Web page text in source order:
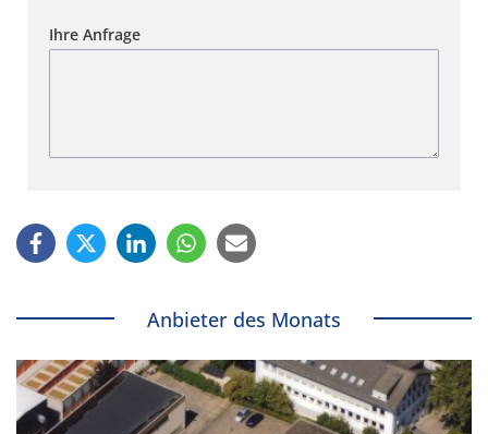
Ihre Anfrage
Anbieter des Monats